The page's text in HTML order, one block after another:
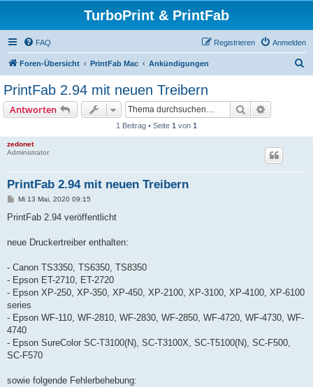
TurboPrint & PrintFab
FAQ Anmelden
Registrieren
Foren-Übersicht PrintFab Mac Ankündigungen
PrintFab 2.94 mit neuen Treibern
Antworten Suche
1 Beitrag • Seite 1 von 1
zedonet
Administrator
PrintFab 2.94 mit neuen Treibern
B
i
a
Mi 13 Mai, 2020 09:15
PrintFab 2.94 veröffentlicht
neue Druckertreiber enthalten:
- Canon TS3350, TS6350, TS8350
- Epson ET-2710, ET-2720
- Epson XP-250, XP-350, XP-450, XP-2100, XP-3100, XP-4100, XP-6100
series
- Epson WF-110, WF-2810, WF-2830, WF-2850, WF-4720, WF-4730, WF-
4740
- Epson SureColor SC-T3100(N), SC-T3100X, SC-T5100(N), SC-F500,
SC-F570
sowie folgende Fehlerbehebung: